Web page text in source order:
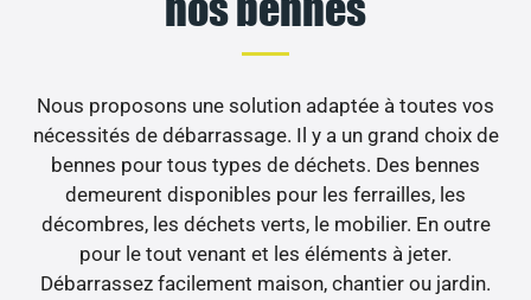
Nous proposons une solution adaptée à toutes vos
nécessités de débarrassage. Il y a un grand choix de
bennes pour tous types de déchets. Des bennes
demeurent disponibles pour les ferrailles, les
décombres, les déchets verts, le mobilier. En outre
pour le tout venant et les éléments à jeter.
Débarrassez facilement maison, chantier ou jardin.